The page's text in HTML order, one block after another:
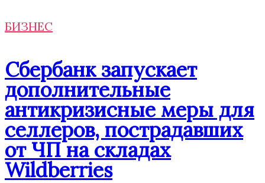
БИЗНЕС
Сбербанк запускает
дополнительные
антикризисные меры для
селлеров, пострадавших
от ЧП на складах
Wildberries